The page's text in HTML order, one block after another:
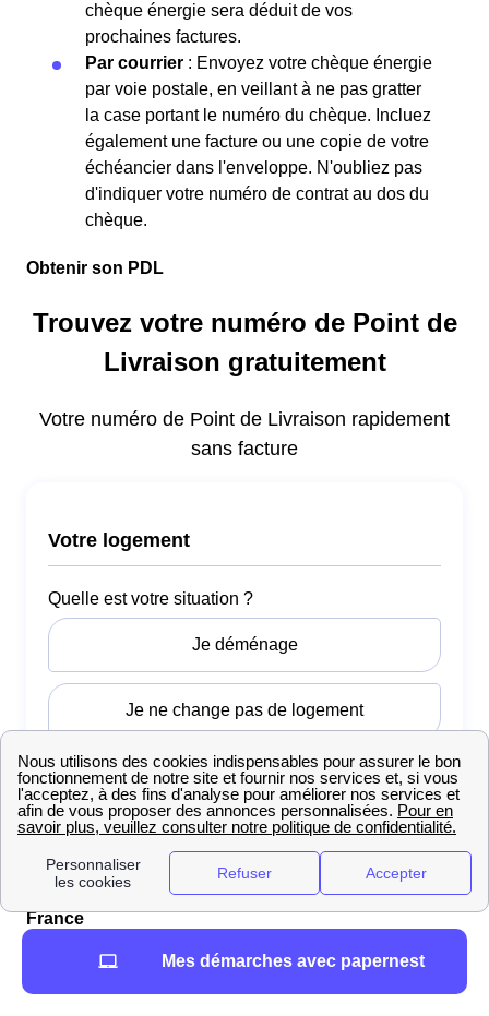
chèque énergie sera déduit de vos
prochaines factures.
Par courrier : Envoyez votre chèque énergie
par voie postale, en veillant à ne pas gratter
la case portant le numéro du chèque. Incluez
également une facture ou une copie de votre
échéancier dans l'enveloppe. N'oubliez pas
d'indiquer votre numéro de contrat au dos du
chèque.
Obtenir son PDL
Points de recharge pour véhicules électriques en
France
L’essor des véhicules électriques en France se traduit
Mes démarches avec papernest